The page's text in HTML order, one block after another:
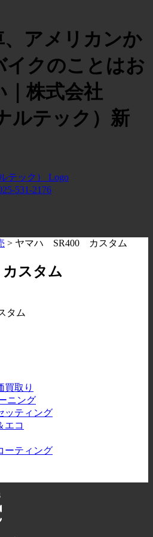
、アメリカンか
イクのことはお
株式会社
ルテック）新
531-2176
> ヤマハ SR400 カスタム
スタム
タム
買取り
ニング
ッティング
エコ
ーティング